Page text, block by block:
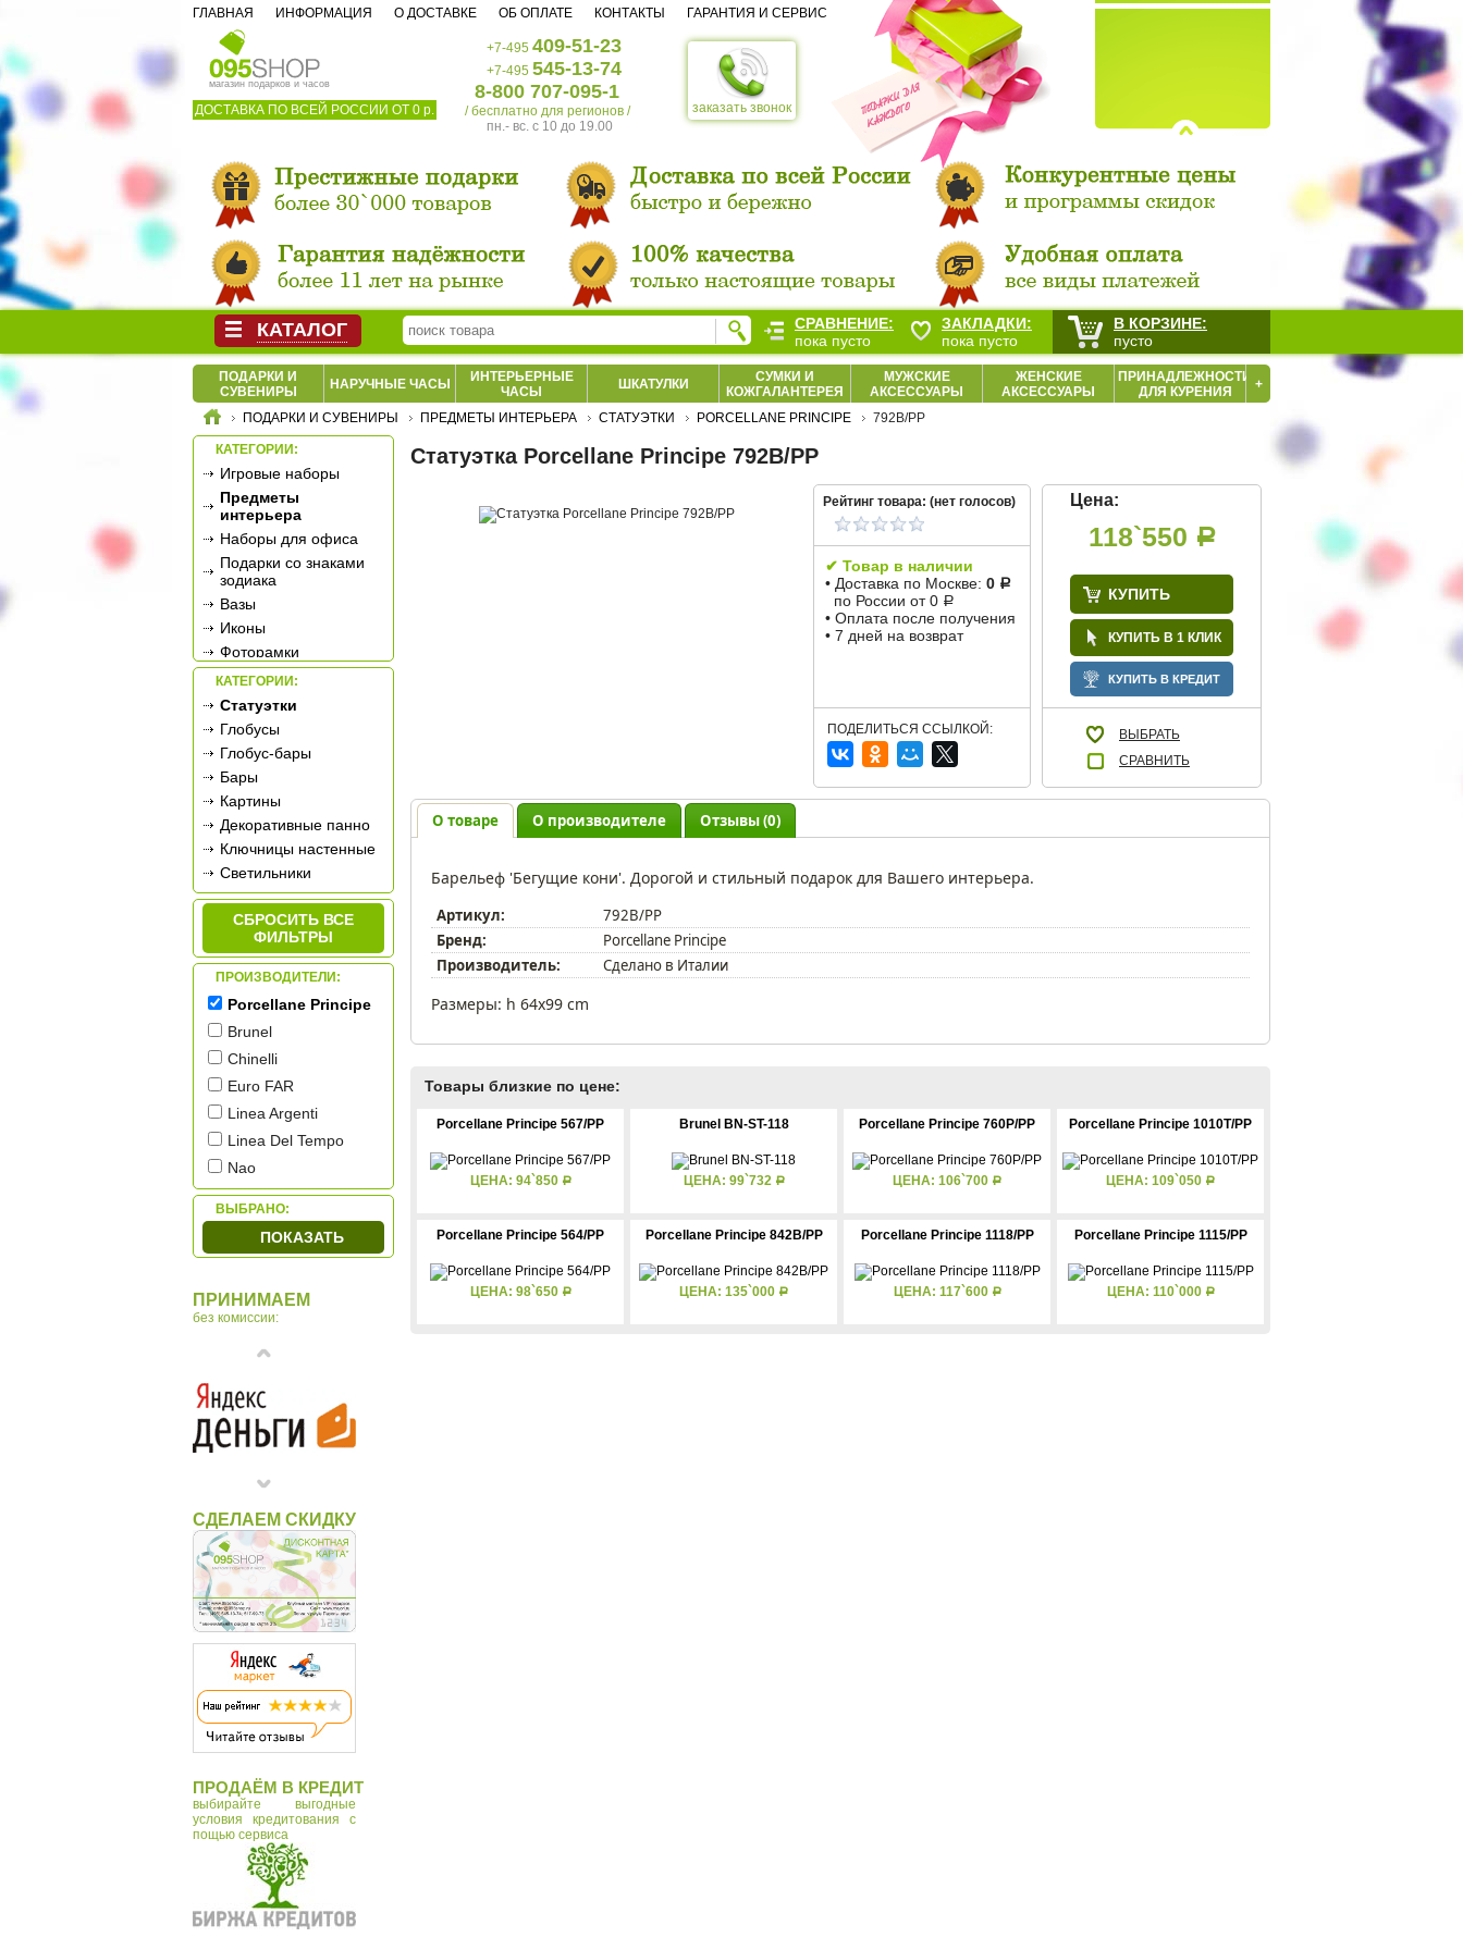
магазин подарков и часов
ДОСТАВКА ПО ВСЕЙ РОССИИ ОТ 0 р. заказать звонок
+7-495 409-51-23
+7-495 545-13-74
8-800 707-095-1
/ бесплатно для регионов /
пн.- вс. c 10 до 19.00
ГЛАВНАЯ ИНФОРМАЦИЯ О ДОСТАВКЕ ОБ ОПЛАТЕ КОНТАКТЫ ГАРАНТИЯ И СЕРВИС
ПОДАРКИ И
СУВЕНИРЫ
НАРУЧНЫЕ ЧАСЫ
ИНТЕРЬЕРНЫЕ
ЧАСЫ
ШКАТУЛКИ
СУМКИ И
КОЖГАЛАНТЕРЕЯ
МУЖСКИЕ
АКСЕССУАРЫ
ЖЕНСКИЕ
АКСЕССУАРЫ
ПРИНАДЛЕЖНОСТИ
ДЛЯ КУРЕНИЯ
+
ПОДАРКИ И СУВЕНИРЫ ПРЕДМЕТЫ ИНТЕРЬЕРА СТАТУЭТКИ PORCELLANE PRINCIPE 792B/PP
КАТЕГОРИИ:
Игровые наборы
Предметы
интерьера
Наборы для офиса
Подарки со знаками
зодиака
Вазы
Иконы
Фоторамки
Фотоальбомы
Сувенирное оружие
Ретро-техника
Новогодние
украшения
Подарочные
сертификаты
КАТЕГОРИИ:
Статуэтки
Глобусы
Глобус-бары
Бары
Картины
Декоративные панно
Ключницы настенные
Светильники
Подставки для книг
Подсвечники
Зеркала
Ароматизаторы
Ароматические свечи
Для ванной комнаты
Сервировочные
столики
Песочные часы
Мировое время
Подставки для
глобусов
СБРОСИТЬ ВСЕ
ФИЛЬТРЫ
ПРОИЗВОДИТЕЛИ:
Porcellane Principe
Brunel
Chinelli
Euro FAR
Linea Argenti
Linea Del Tempo
Nao
Ottaviani
Royal Copenhagen
Vanbo
ВЫБРАНО:
ПОКАЗАТЬ
ПРИНИМАЕМ
без комиссии:
СДЕЛАЕМ СКИДКУ
ПРОДАЁМ В КРЕДИТ
выбирайте выгодные
условия кредитования с
пощью сервиса
Статуэтка Porcellane Principe 792B/PP
Рейтинг товара: (нет голосов)
✔ Товар в наличии
• Доставка по Москве: 0 Р
по России от 0 Р
• Оплата после получения
• 7 дней на возврат
ПОДЕЛИТЬСЯ ССЫЛКОЙ:
Цена:
118`550 Р
КУПИТЬ
КУПИТЬ В 1 КЛИК
КУПИТЬ В КРЕДИТ
ВЫБРАТЬ
СРАВНИТЬ
О товаре О производителе Отзывы (0)
Барельеф 'Бегущие кони'. Дорогой и стильный подарок для Вашего интерьера.
Артикул:
792B/PP
Бренд:
Porcellane Principe
Производитель:
Сделано в Италии
Размеры: h 64x99 cm
Товары близкие по цене:
Porcellane Principe 567/PP
ЦЕНА: 94`850 Р
Brunel BN-ST-118
ЦЕНА: 99`732 Р
Porcellane Principe 760P/PP
ЦЕНА: 106`700 Р
Porcellane Principe 1010T/PP
ЦЕНА: 109`050 Р
Porcellane Principe 564/PP
ЦЕНА: 98`650 Р
Porcellane Principe 842B/PР
ЦЕНА: 135`000 Р
Porcellane Principe 1118/PP
ЦЕНА: 117`600 Р
Porcellane Principe 1115/PP
ЦЕНА: 110`000 Р
КАТАЛОГ
СРАВНЕНИЕ:
пока пусто
ЗАКЛАДКИ:
пока пусто
В КОРЗИНЕ:
пусто